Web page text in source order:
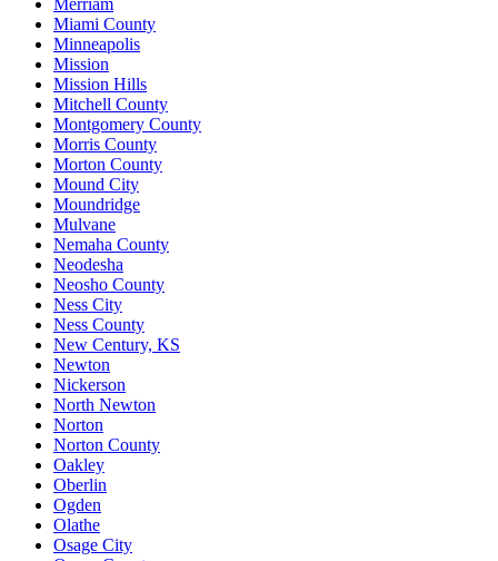
Miami County
Minneapolis
Mission
Mission Hills
Mitchell County
Montgomery County
Morris County
Morton County
Mound City
Moundridge
Mulvane
Nemaha County
Neodesha
Neosho County
Ness City
Ness County
New Century, KS
Newton
Nickerson
North Newton
Norton
Norton County
Oakley
Oberlin
Ogden
Olathe
Osage City